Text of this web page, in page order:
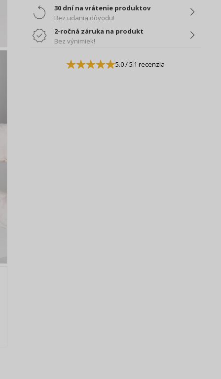
30 dní na vrátenie produktov
Bez udania dôvodu!
2-ročná záruka na produkt
Bez výnimiek!
5.0/ 5 1 recenzia